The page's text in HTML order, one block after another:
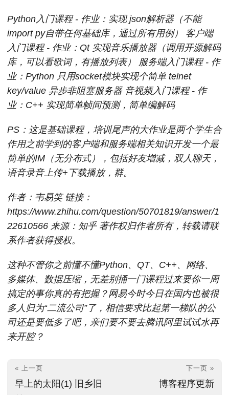
Python入门课程 - 作业：实现 json解析器（不能
import py自带任何基础库，通过所有用例） 客户端
入门课程 - 作业：Qt 实现音乐播放器（调用开源解码
库，可以看歌词，有播放列表） 服务端入门课程 - 作
业：Python 只用socket模块实现个简单 telnet
key/value 异步非阻塞服务器 音视频入门课程 - 作
业：C++ 实现简单帧间预测，简单编解码
PS：这是基础课程，培训尾声的大作业是两个学生合
作用之前学到的客户端和服务端相关知识开发一个最
简单的IM（无分布式），包括好友增减，双人聊天，
语音录音上传+下载播放，群。
作者：韦易笑 链接：
https://www.zhihu.com/question/50701819/answer/1
22610566 来源：知乎 著作权归作者所有，转载请联
系作者获得授权。
这种不管你之前懂不懂Python、QT、C++、网络、
多媒体、数据压缩，无差别捅一门课程过来要你一周
搞定的事你真的有把握？网易今时今日在国内也被很
多人归为“二流公司”了，相信要求比起第一梯队的公
司还是要低多了吧，亲们要不要去腾讯阿里试试水再
来开腔？
« 上一页
早上的太阳(1) 旧乡旧
下一页 »
博客程序更新